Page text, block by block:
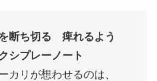
断ち切る 痺れるよう
シプレーノート
カリが想わせるのは、